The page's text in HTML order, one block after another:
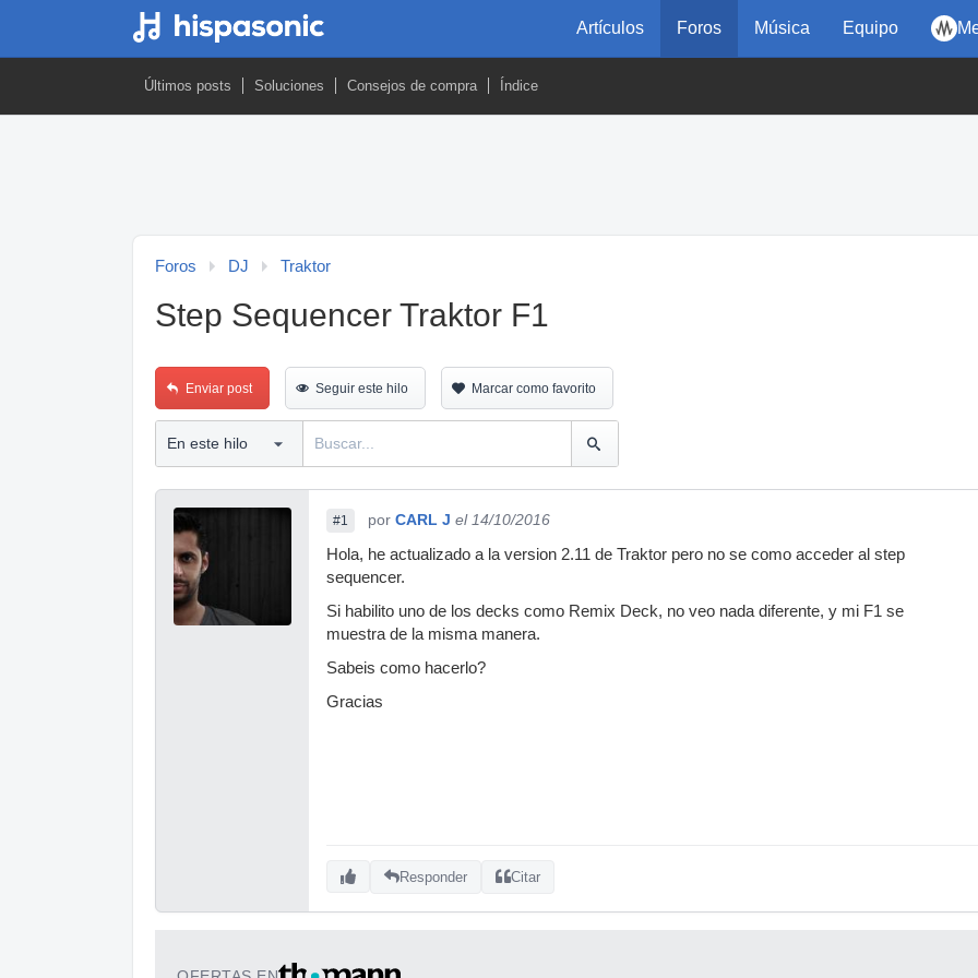
Artículos Foros Música Equipo
Últimos posts Soluciones Consejos de compra Índice
Foros DJ Traktor
Step Sequencer Traktor F1
Enviar post Seguir este hilo Marcar como favorito
#1 por CARL J el 14/10/2016
Hola, he actualizado a la version 2.11 de Traktor pero no se como acceder al step
sequencer.
Si habilito uno de los decks como Remix Deck, no veo nada diferente, y mi F1 se
muestra de la misma manera.
Sabeis como hacerlo?
Gracias
Responder Citar